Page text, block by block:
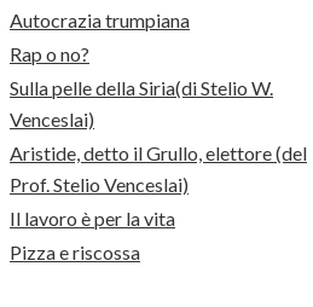
Autocrazia trumpiana
Rap o no?
Sulla pelle della Siria(di Stelio W.
Venceslai)
Aristide, detto il Grullo, elettore (del
Prof. Stelio Venceslai)
Il lavoro è per la vita
Pizza e riscossa